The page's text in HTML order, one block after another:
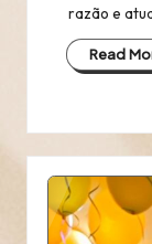
razão e
Read